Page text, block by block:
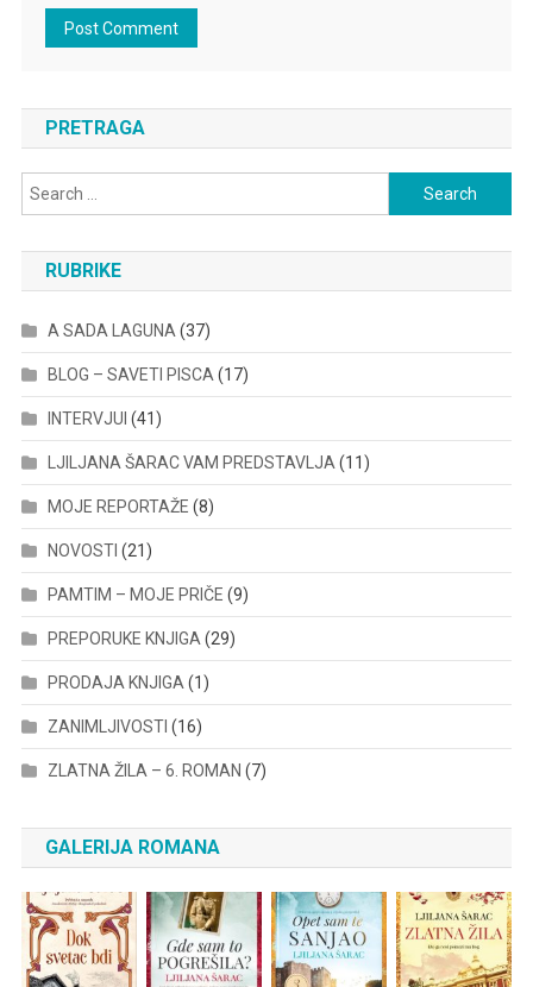
PRETRAGA
Search
for:
RUBRIKE
A SADA LAGUNA (37)
BLOG – SAVETI PISCA (17)
INTERVJUI (41)
LJILJANA ŠARAC VAM PREDSTAVLJA (11)
MOJE REPORTAŽE (8)
NOVOSTI (21)
PAMTIM – MOJE PRIČE (9)
PREPORUKE KNJIGA (29)
PRODAJA KNJIGA (1)
ZANIMLJIVOSTI (16)
ZLATNA ŽILA – 6. ROMAN (7)
GALERIJA ROMANA